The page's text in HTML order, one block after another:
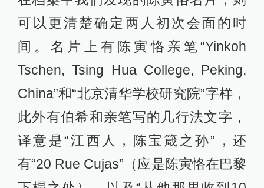
可以更清楚确定两人初次会面的时
间。名片上有陈寅恪亲笔“Yinkoh
Tschen, Tsing Hua College, Peking,
China”和“北京清华学校研究院”字样，
此外有伯希和亲笔写的几行法文字，
译意是“江西人，陈宝箴之孙”，还
有“20 Rue Cujas”（应是陈寅恪在巴黎